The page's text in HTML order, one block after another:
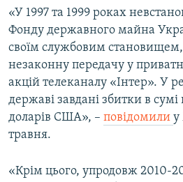
«У 1997 та 1999 роках
Фонду державного майна
своїм службовим
незаконну передачу у
акцій телеканалу «Інтер». У
державі завдані збитки в
доларів США», – повідомили у
травня.
«Крім цього, упродовж 2010-